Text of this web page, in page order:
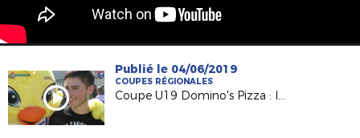
Publié le 04/06/2019
COUPES RÉGIONALES
Coupe U19 Domino's Pizza : le titre pour l'USJA Carquefou